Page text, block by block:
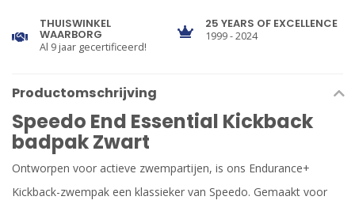
THUISWINKEL
WAARBORG
Al 9 jaar gecertificeerd!
25 YEARS OF EXCELLENCE
1999 - 2024
Productomschrijving
Speedo End Essential Kickback
badpak Zwart
Ontworpen voor actieve zwempartijen, is ons Endurance+
Kickback-zwempak een klassieker van Speedo. Gemaakt voor